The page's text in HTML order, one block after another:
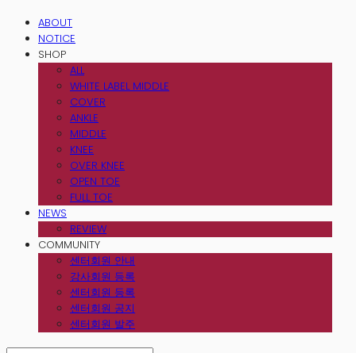
ABOUT
NOTICE
SHOP
ALL
WHITE LABEL MIDDLE
COVER
ANKLE
MIDDLE
KNEE
OVER KNEE
OPEN TOE
FULL TOE
NEWS
REVIEW
COMMUNITY
센터회원 안내
강사회원 등록
센터회원 등록
센터회원 공지
센터회원 발주